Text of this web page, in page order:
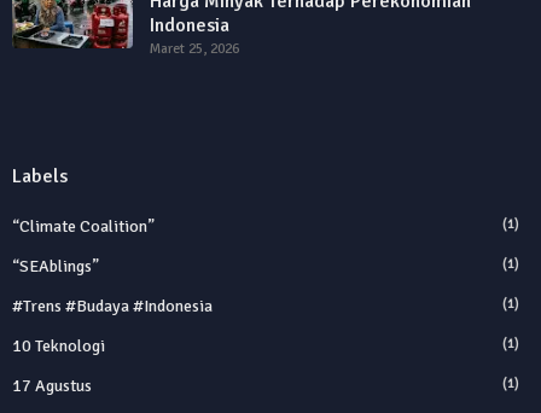
Indonesia
Maret 25, 2026
Labels
“Climate Coalition” (1)
“SEAblings” (1)
#trens #budaya #indonesia (1)
10 Teknologi (1)
17 Agustus (1)